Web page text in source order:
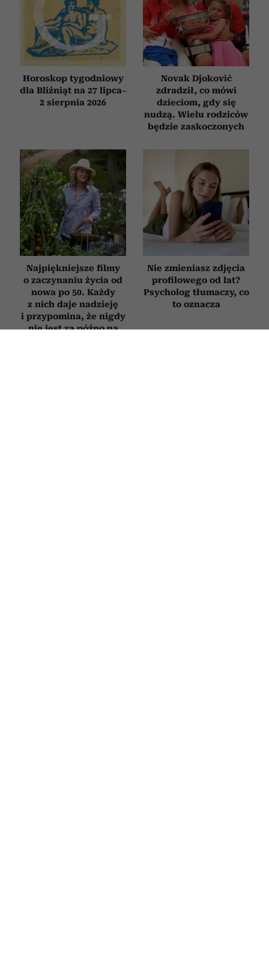
Horoskop tygodniowy
dla Bliźniąt na 27 lipca–
2 sierpnia 2026
Novak Djoković
zdradził, co mówi
dzieciom, gdy się
nudzą. Wielu rodziców
będzie zaskoczonych
Najpiękniejsze filmy
o zaczynaniu życia od
nowa po 50. Każdy
z nich daje nadzieję
i przypomina, że nigdy
nie jest za późno na
Nie zmieniasz zdjęcia
profilowego od lat?
Psycholog tłumaczy, co
to oznacza